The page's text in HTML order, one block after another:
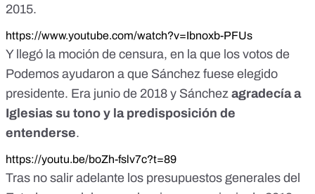
2015.
https://www.youtube.com/watch?v=Ibnoxb-PFUs
Y llegó la moción de censura, en la que los votos de
Podemos ayudaron a que Sánchez fuese elegido
presidente. Era junio de 2018 y Sánchez agradecía a
Iglesias su tono y la predisposición de
entenderse.
https://youtu.be/boZh-fslv7c?t=89
Tras no salir adelante los presupuestos generales del